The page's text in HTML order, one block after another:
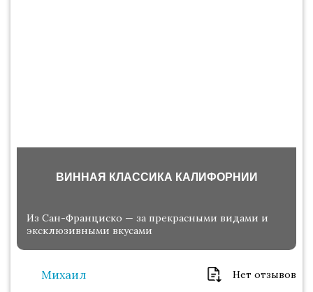
ВИННАЯ КЛАССИКА КАЛИФОРНИИ
Из Сан-Франциско — за прекрасными видами и
эксклюзивными вкусами
Михаил Нет отзывов